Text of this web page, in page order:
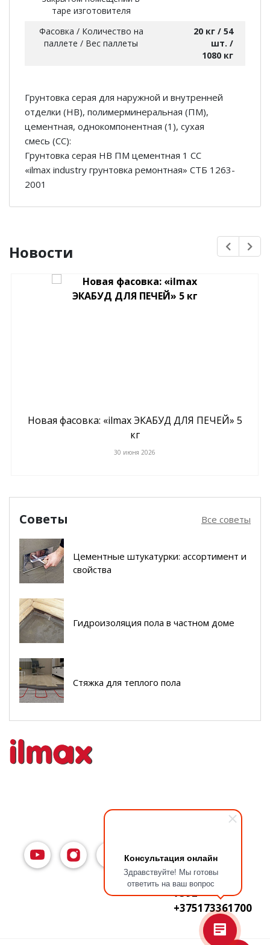
Консультация онлайн
Здравствуйте! Мы готовы
ответить на ваш вопрос
таре изготовителя
Фасовка / Количество на
паллете / Вес паллеты
20 кг / 54
шт. /
1080 кг
Грунтовка серая для наружной и внутренней
отделки (НВ), полимерминеральная (ПМ),
цементная, однокомпонентная (1), сухая
смесь (СС):
Грунтовка серая НВ ПМ цементная 1 СС
«ilmax industry грунтовка ремонтная» СТБ 1263-
2001
Новости
Новая фасовка: «ilmax ЭКАБУД ДЛЯ ПЕЧЕЙ» 5
кг
30 июня 2026
Советы Все советы
Цементные штукатурки: ассортимент и
свойства
Гидроизоляция пола в частном доме
Стяжка для теплого пола
7592
+375173361700